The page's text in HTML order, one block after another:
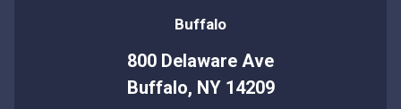
Buffalo
800 Delaware Ave
Buffalo, NY 14209